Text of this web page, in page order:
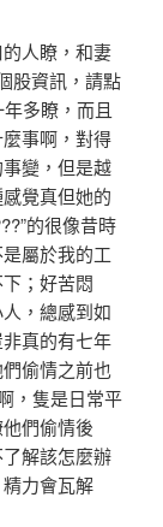
人瞭，和妻
股資訊，請點
多瞭，而且
事啊，對得
變，但是越
覺真但她的
的很像昔時
屬於我的工
；好苦悶
，總感到如
真的有七年
偷情之前也
，隻是日常平
們偷情後
解該怎麼辦
力會瓦解